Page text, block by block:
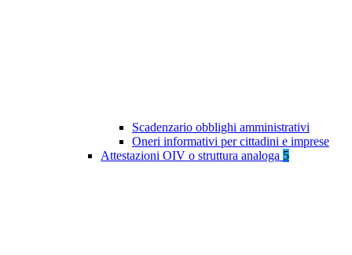
Scadenzario obblighi amministrativi
Oneri informativi per cittadini e imprese
Attestazioni OIV o struttura analoga 5